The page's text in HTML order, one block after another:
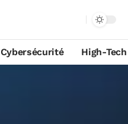
Cybersécurité High-Tech